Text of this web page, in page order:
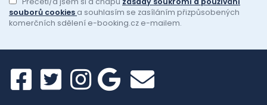
souborů cookies a souhlasím se zasíláním přizpůsobených
komerčních sdělení e-booking.cz e-mailem.